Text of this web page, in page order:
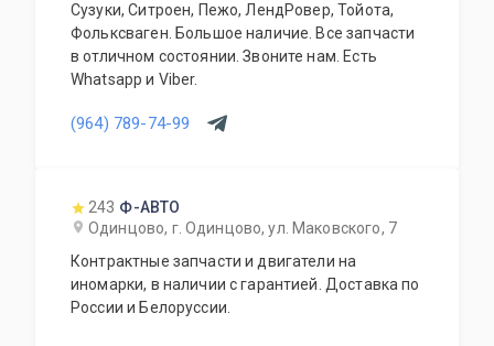
Сузуки, Ситроен, Пежо, ЛендРовер, Тойота,
Фольксваген. Большое наличие. Все запчасти
в отличном состоянии. Звоните нам. Есть
Whatsapp и Viber.
(964) 789-74-99
243 Ф-АВТО
Одинцово, г. Одинцово, ул. Маковского, 7
Контрактные запчасти и двигатели на
иномарки, в наличии с гарантией. Доставка по
России и Белоруссии.